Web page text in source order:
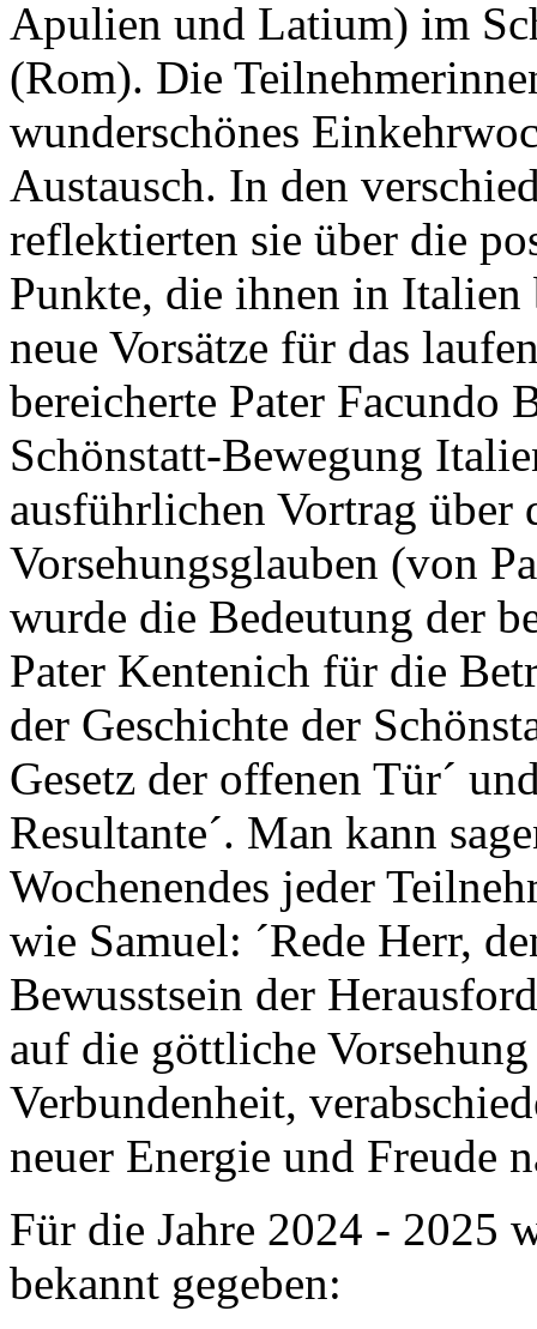
Apulien und Latium) im
(Rom). Die
wunderschönes
Austausch. In den
reflektierten sie über die
Punkte, die ihnen in Italien
neue Vorsätze für das
bereicherte Pater Facundo
Schönstatt-Bewegung
ausführlichen Vortrag über
Vorsehungsglauben (von
wurde die Bedeutung der
Pater Kentenich für die
der Geschichte der
Gesetz der offenen Tür´
Resultante´. Man kann
Wochenendes jeder
wie Samuel: ´Rede Herr,
Bewusstsein der
auf die göttliche
Verbundenheit,
neuer Energie und Freude
Für die Jahre 2024 - 2025
bekannt gegeben: